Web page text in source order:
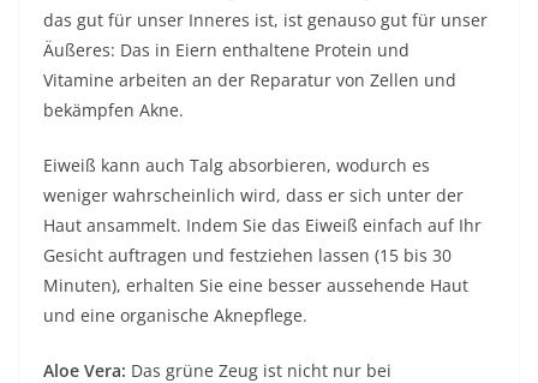
das gut für unser Inneres ist, ist genauso gut für unser
Äußeres: Das in Eiern enthaltene Protein und
Vitamine arbeiten an der Reparatur von Zellen und
bekämpfen Akne.
Eiweiß kann auch Talg absorbieren, wodurch es
weniger wahrscheinlich wird, dass er sich unter der
Haut ansammelt. Indem Sie das Eiweiß einfach auf Ihr
Gesicht auftragen und festziehen lassen (15 bis 30
Minuten), erhalten Sie eine besser aussehende Haut
und eine organische Aknepflege.
Aloe Vera: Das grüne Zeug ist nicht nur bei